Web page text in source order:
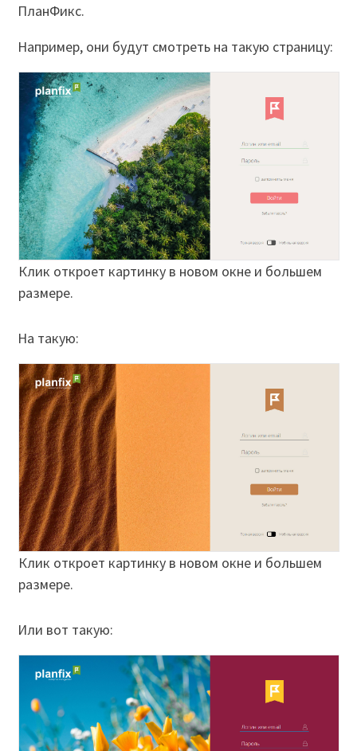
ПланФикс.
Например, они будут смотреть на такую страницу:
Клик откроет картинку в новом окне и большем
размере.
На такую:
Клик откроет картинку в новом окне и большем
размере.
Или вот такую: